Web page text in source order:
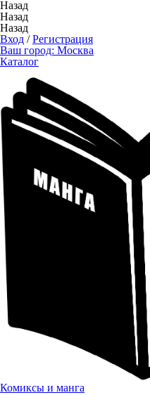
Назад
Назад
Назад
Вход /Регистрация
Ваш город: Москва
Каталог
Комиксы и манга